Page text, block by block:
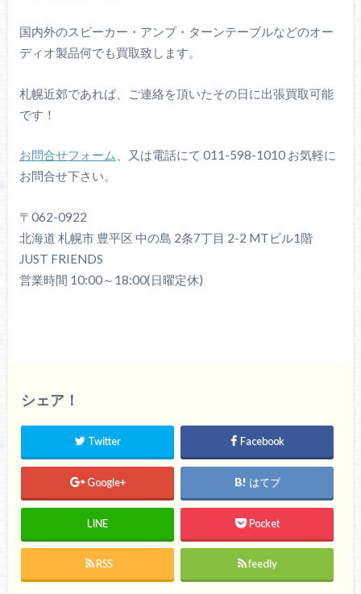
国内外のスピーカー・アンプ・ターンテーブルなどのオー
ディオ製品何でも買取致します。
札幌近郊であれば、ご連絡を頂いたその日に出張買取可能
です！
お問合せフォーム 、又は電話にて 011-598-1010 お気軽に
お問合せ下さい。
〒062-0922
北海道 札幌市 豊平区 中の島 2条7丁目 2-2 MTビル1階
JUST FRIENDS
営業時間 10:00～18:00(日曜定休)
シェア！
Twitter Facebook
Google+ はてブ
LINE Pocket
RSS feedly